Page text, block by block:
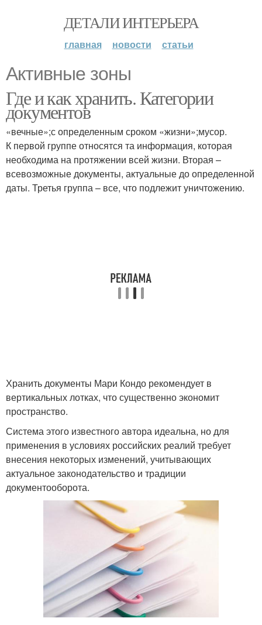
ДЕТАЛИ ИНТЕРЬЕРА
главная новости статьи
Активные зоны
Где и как хранить. Категории
документов
«вечные»;с определенным сроком «жизни»;мусор.
К первой группе относятся та информация, которая
необходима на протяжении всей жизни. Вторая –
всевозможные документы, актуальные до определенной
даты. Третья группа – все, что подлежит уничтожению.
Хранить документы Мари Кондо рекомендует в
вертикальных лотках, что существенно экономит
пространство.
Система этого известного автора идеальна, но для
применения в условиях российских реалий требует
внесения некоторых изменений, учитывающих
актуальное законодательство и традиции
документооборота.